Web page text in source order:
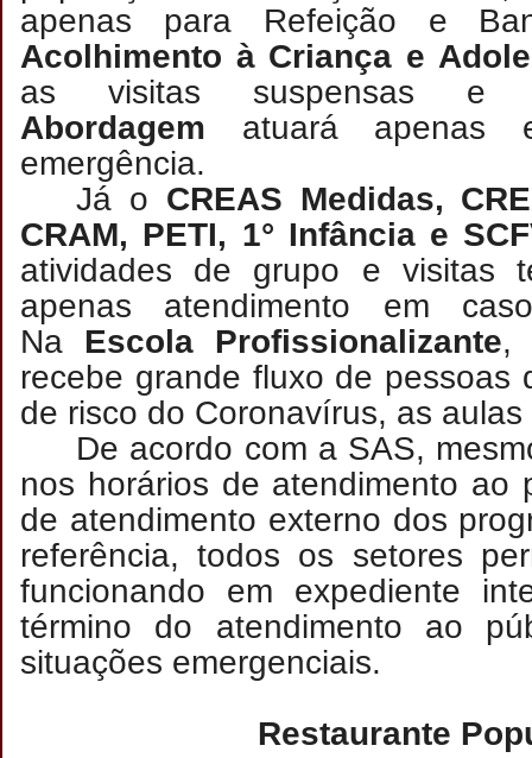
apenas para Refeição e
Acolhimento à Criança e
as visitas suspensas
Abordagem atuará apenas
emergência.
Já o CREAS Medidas,
CRAM, PETI, 1° Infância e
atividades de grupo e visitas
apenas atendimento em
Na Escola Profissionalizante,
recebe grande fluxo de pessoas
de risco do Coronavírus, as
De acordo com a SAS,
nos horários de atendimento ao
de atendimento externo dos
referência, todos os setores
funcionando em expediente
término do atendimento ao
situações emergenciais.
Restaurante